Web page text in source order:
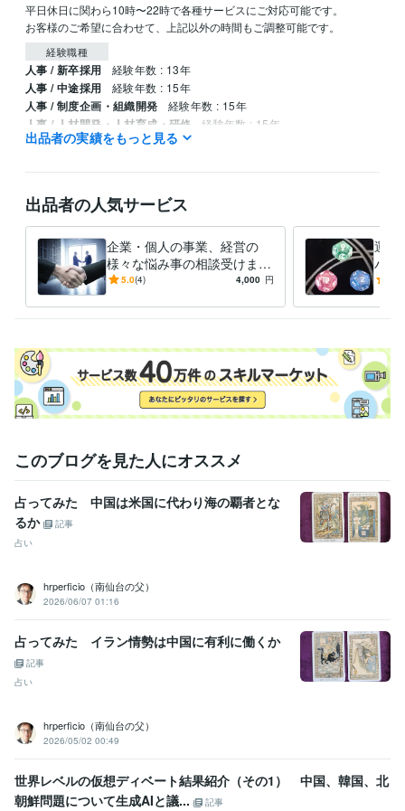
平日休日に関わら10時〜22時で各種サービスにご対応可能です。
お客様のご希望に合わせて、上記以外の時間もご調整可能です。
経験職種
人事 / 新卒採用 経験年数 : 13年
人事 / 中途採用 経験年数 : 15年
人事 / 制度企画・組織開発 経験年数 : 15年
人事 / 人材開発・人材育成・研修 経験年数 : 15年
生産・品質管理 / 生産技術・製造技術
得意分野
学習指導・資格・キャリア相談
仕事・人生の悩み
占い タロット占い
仕事、恋愛、金運
学歴
名古屋工業大学 1981年3月 ~ 1985年2月
出品者の実績をもっと見る
出品者の人気サービス
企業・個人の事業、経営の
様々な悩み事の相談受けます
コンサルタントとしてあなた
受けます
5.0(4) 4,000 円
運気
バイ
るた
このブログを見た人にオススメ
占ってみた 中国は米国に代わり海の覇者とな
るか
記事
占い
hrperficio（南仙台の父）
2026/06/07 01:16
占ってみた イラン情勢は中国に有利に働くか
記事
占い
hrperficio（南仙台の父）
2026/05/02 00:49
世界レベルの仮想ディベート結果紹介（その1） 中国、韓国、北
朝鮮問題について生成AIと議...
記事